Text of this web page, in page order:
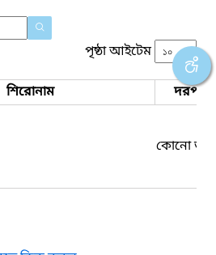
পৃষ্ঠা আইটেম
শিরোনাম দরপত্র
কোনো তথ্য